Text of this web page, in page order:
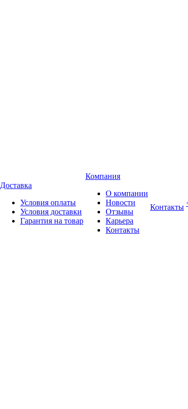
Доставка
Условия оплаты
Условия доставки
Гарантия на товар
Компания
О компании
Новости
Отзывы
Карьера
Контакты
Контакты